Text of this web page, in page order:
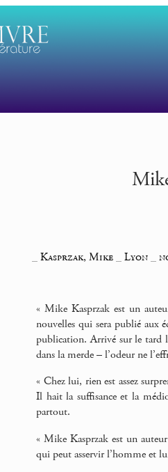
Kasprzak, Mike_ Lyon_
« Mike Kasprzak est un
nouvelles qui sera publié aux
publication. Arrivé sur le tard
dans la merde – l’odeur ne
« Chez lui, rien est assez
Il hait la suffisance et la
partout.
« Mike Kasprzak est un
qui peut asservir l’homme et